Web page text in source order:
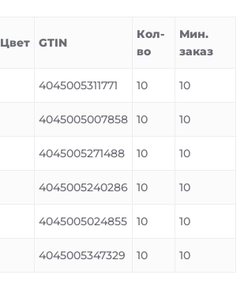
Цвет GTIN
Кол-
во
Мин.
заказ
4045005311771 10 10
4045005007858 10 10
4045005271488 10 10
4045005240286 10 10
4045005024855 10 10
4045005347329 10 10